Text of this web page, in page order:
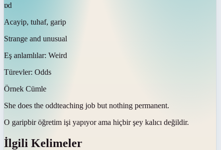
ɒd
Acayip, tuhaf, garip
Strange and unusual
Eş anlamlılar: Weird
Türevler: Odds
Örnek Cümle
She does the oddteaching job but nothing permanent.
O garipbir öğretim işi yapıyor ama hiçbir şey kalıcı değildir.
İlgili Kelimeler